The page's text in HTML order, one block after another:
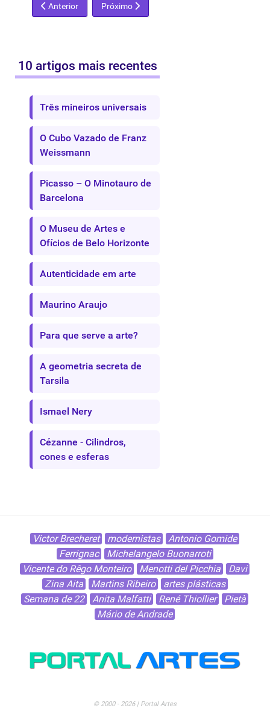
Artigo anterior: Stop Oil
Anterior Próximo artigo: LEILÕES DE ESPÓLIOS
Próximo
10 artigos mais recentes
Três mineiros universais
O Cubo Vazado de Franz
Weissmann
Picasso – O Minotauro de
Barcelona
O Museu de Artes e
Ofícios de Belo Horizonte
Autenticidade em arte
Maurino Araujo
Para que serve a arte?
A geometria secreta de
Tarsila
Ismael Nery
Cézanne - Cilindros,
cones e esferas
Victor Brecheret modernistas
Antonio Gomide
Ferrignac
Michelangelo Buonarroti
Vicente do Rêgo Monteiro
Menotti del Picchia
Davi
Zina Aita
Martins Ribeiro
artes plásticas
Semana de 22
Anita Malfatti René Thiollier
Pietà
Mário de Andrade
© 2000 - 2026 | Portal Artes